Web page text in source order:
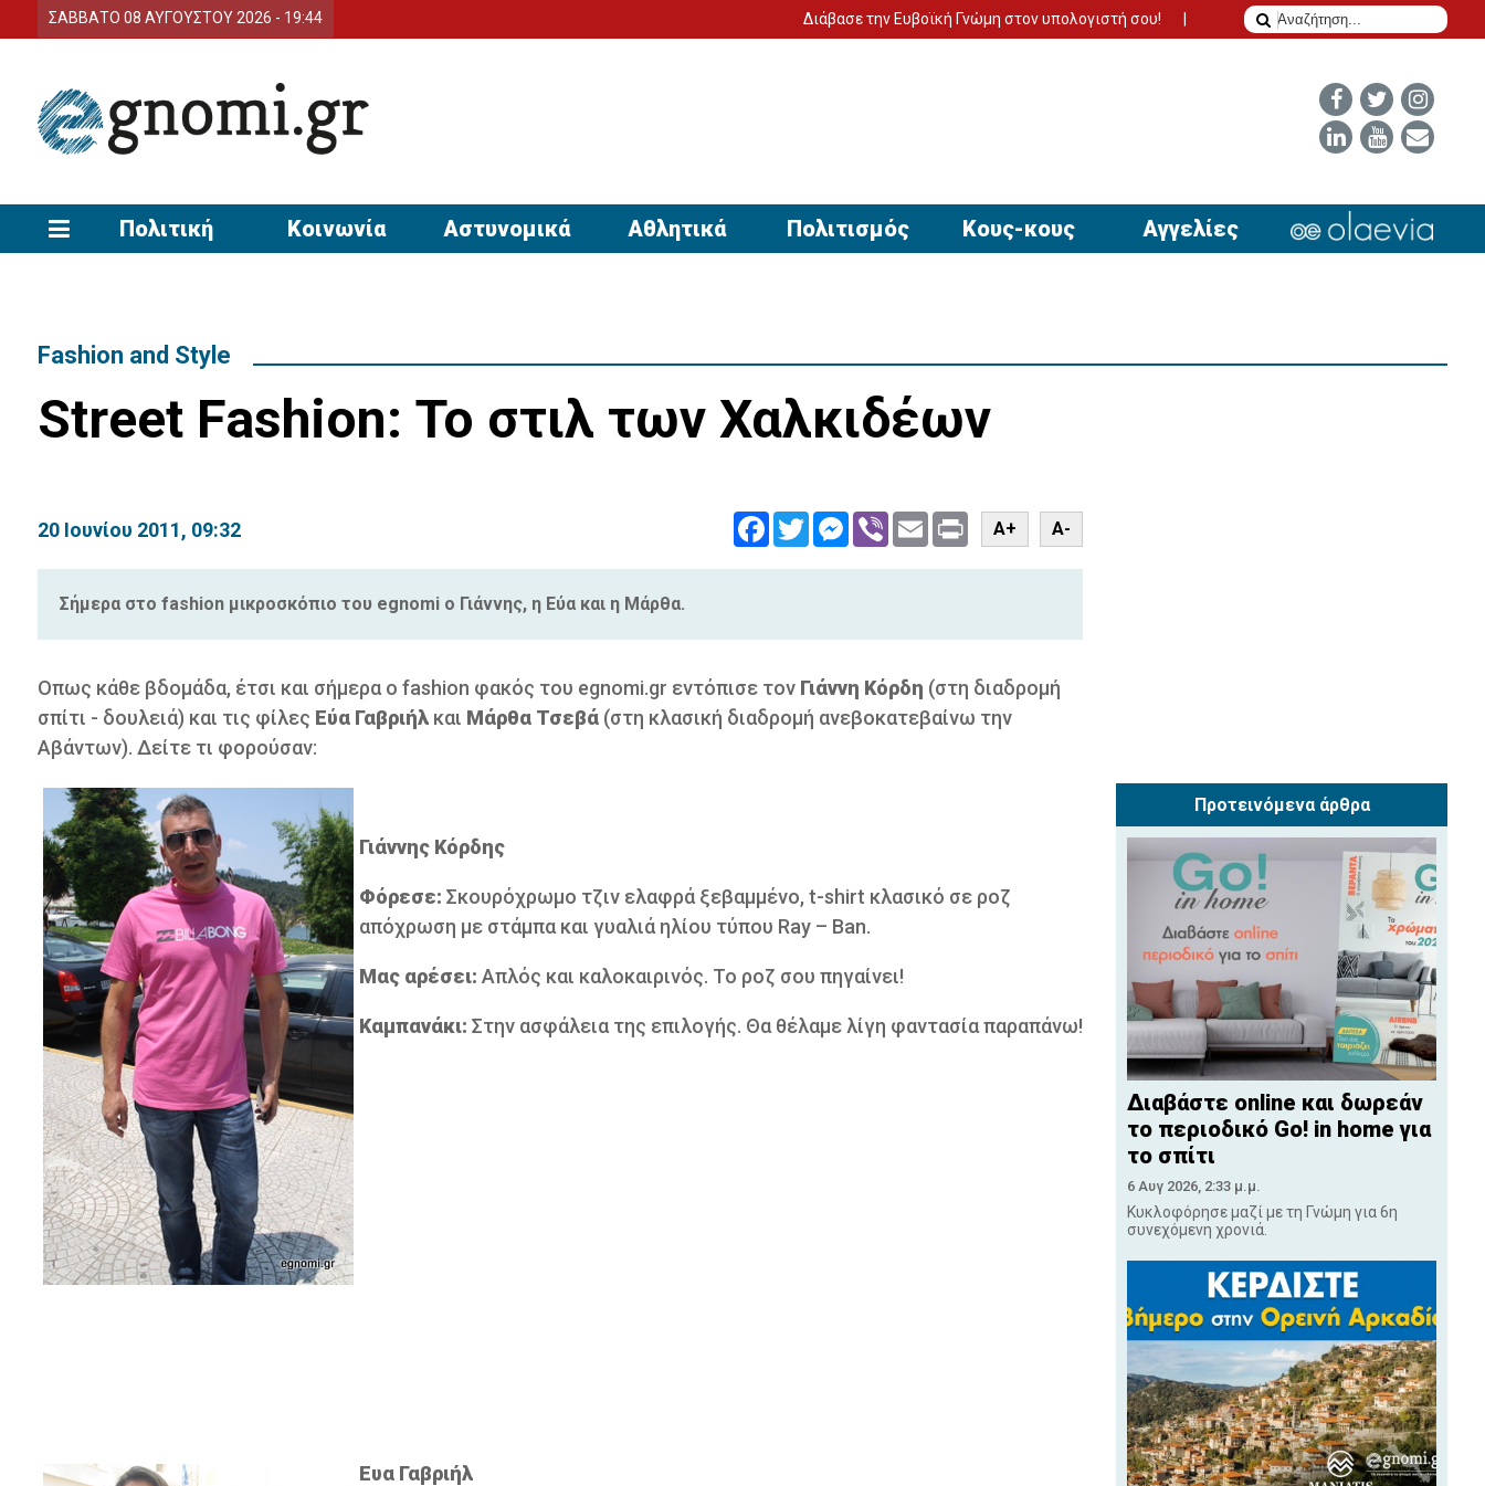
ΣΑΒΒΑΤΟ 08 ΑΥΓΟΥΣΤΟΥ 2026 - 19:44 Διάβασε την Ευβοϊκή Γνώμη στον υπολογιστή σου! Το δίδυμο της επιτυχίας για να έχει απήχηση η
Πολιτική Κοινωνία Αστυνομικά Αθλητικά Πολιτισμός Κους-κους Αγγελίες
Fashion and Style
Street Fashion: Το στιλ των Χαλκιδέων
20 Ιουνίου 2011, 09:32 FacebookTwitterMessenger
Viber Email PrintA+ A-
Σήμερα στο fashion μικροσκόπιο του egnomi o Γιάννης, η Εύα και η Μάρθα.
Οπως κάθε βδομάδα, έτσι και σήμερα ο fashion φακός του egnomi.gr εντόπισε τον Γιάννη Κόρδη (στη διαδρομή
σπίτι - δουλειά) και τις φίλες Εύα Γαβριήλκαι Μάρθα Τσεβά(στη κλασική διαδρομή ανεβοκατεβαίνω την
Αβάντων). Δείτε τι φορούσαν:
Γιάννης Κόρδης
Φόρεσε: Σκουρόχρωμο τζιν ελαφρά ξεβαμμένο, t-shirt κλασικό σε ροζ
απόχρωση με στάμπα και γυαλιά ηλίου τύπου Ray – Ban.
Μας αρέσει: Απλός και καλοκαιρινός. Το ροζ σου πηγαίνει!
Καμπανάκι: Στην ασφάλεια της επιλογής. Θα θέλαμε λίγη φαντασία παραπάνω!
Ευα Γαβριήλ
Προτεινόμενα άρθρα
Διαβάστε online και δωρεάν
το περιοδικό Go! in home για
το σπίτι
6 Αυγ 2026, 2:33 μ.μ.
Κυκλοφόρησε μαζί με τη Γνώμη για 6η
συνεχόμενη χρονιά.